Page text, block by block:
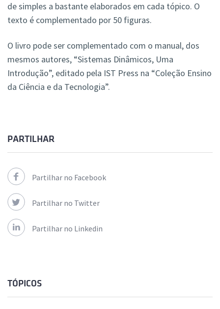
de simples a bastante elaborados em cada tópico. O
texto é complementado por 50 figuras.
O livro pode ser complementado com o manual, dos
mesmos autores, “Sistemas Dinâmicos, Uma
Introdução”, editado pela IST Press na “Coleção Ensino
da Ciência e da Tecnologia”.
PARTILHAR
Partilhar no Facebook
Partilhar no Twitter
Partilhar no Linkedin
TÓPICOS